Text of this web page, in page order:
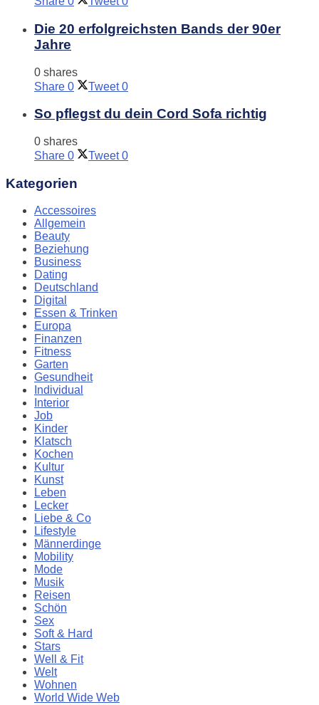
Die 20 erfolgreichsten Bands der 90er
Jahre
0 shares
Share 0 Tweet 0
So pflegst du dein Cord Sofa richtig
0 shares
Share 0 Tweet 0
Kategorien
Accessoires
Allgemein
Beauty
Beziehung
Business
Dating
Deutschland
Digital
Essen & Trinken
Europa
Finanzen
Fitness
Garten
Gesundheit
Individual
Interior
Job
Kinder
Klatsch
Kochen
Kultur
Kunst
Leben
Lecker
Liebe & Co
Lifestyle
Männerdinge
Mobility
Mode
Musik
Reisen
Schön
Sex
Soft & Hard
Stars
Well & Fit
Welt
Wohnen
World Wide Web